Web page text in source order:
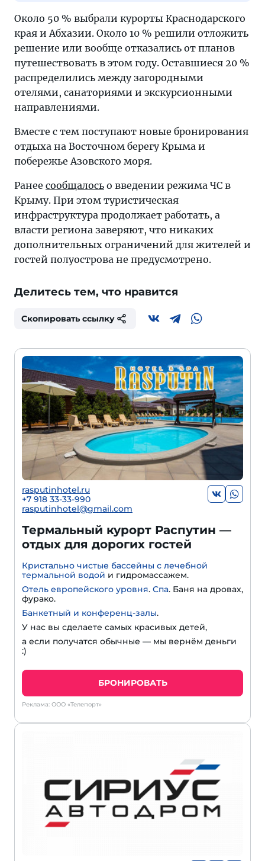
Около 50 % выбрали курорты Краснодарского
края и Абхазии. Около 10 % решили отложить
решение или вообще отказались от планов
путешествовать в этом году. Оставшиеся 20 %
распределились между загородными
отелями, санаториями и экскурсионными
направлениями.
Вместе с тем поступают новые бронирования
отдыха на Восточном берегу Крыма и
побережье Азовского моря.
Ранее сообщалось о введении режима ЧС в
Крыму. При этом туристическая
инфраструктура продолжает работать, а
власти региона заверяют, что никаких
дополнительных ограничений для жителей и
гостей полуострова не предусмотрено.
Делитесь тем, что нравится
Скопировать ссылку
rasputinhotel.ru
+7 918 33-33-990
rasputinhotel@gmail.com
Термальный курорт Распутин —
отдых для дорогих гостей
Кристально чистые бассейны с лечебной
термальной водой и гидромассажем.
Отель европейского уровня. Спа. Баня на дровах,
фурако.
Банкетный и конференц-залы.
У нас вы сделаете самых красивых детей,
а если получатся обычные — мы вернём деньги
:)
БРОНИРОВАТЬ
Реклама: ООО «Телепорт»